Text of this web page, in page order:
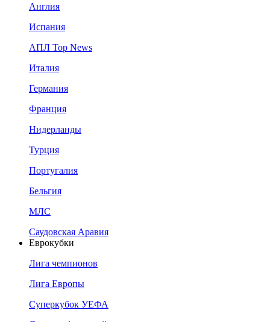
Англия
Испания
АПЛ Top News
Италия
Германия
Франция
Нидерланды
Турция
Португалия
Бельгия
МЛС
Саудовская Аравия
Еврокубки
Лига чемпионов
Лига Европы
Суперкубок УЕФА